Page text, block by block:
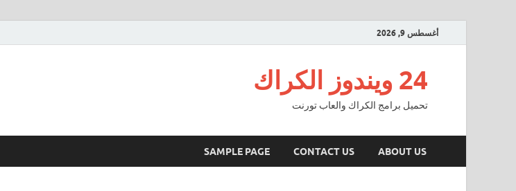
أغسطس 9, 2026
24 ويندوز الكراك
تحميل برامج الكراك والعاب تورنت
ABOUT US
CONTACT US
SAMPLE PAGE